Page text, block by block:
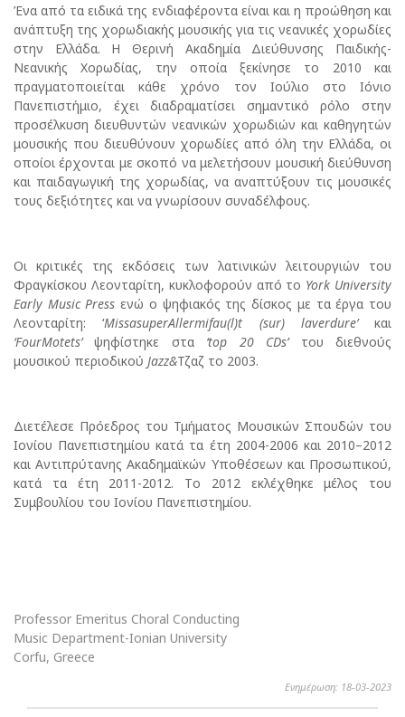
Ένα από τα ειδικά της ενδιαφέροντα είναι και η προώθηση και
ανάπτυξη της χορωδιακής μουσικής για τις νεανικές χορωδίες
στην Ελλάδα. Η Θερινή Ακαδημία Διεύθυνσης Παιδικής-
Νεανικής Χορωδίας, την οποία ξεκίνησε το 2010 και
πραγματοποιείται κάθε χρόνο τον Ιούλιο στο Ιόνιο
Πανεπιστήμιο, έχει διαδραματίσει σημαντικό ρόλο στην
προσέλκυση διευθυντών νεανικών χορωδιών και καθηγητών
μουσικής που διευθύνουν χορωδίες από όλη την Ελλάδα, οι
οποίοι έρχονται με σκοπό να μελετήσουν μουσική διεύθυνση
και παιδαγωγική της χορωδίας, να αναπτύξουν τις μουσικές
τους δεξιότητες και να γνωρίσουν συναδέλφους.
Οι κριτικές της εκδόσεις των λατινικών λειτουργιών του
Φραγκίσκου Λεονταρίτη, κυκλοφορούν από το York University
Early Music Press ενώ ο ψηφιακός της δίσκος με τα έργα του
Λεονταρίτη: ‘MissasuperAllermifau(l)t (sur) laverdure’ και
‘FourMotets’ψηφίστηκε στα ‘top 20 CDs’του διεθνούς
μουσικού περιοδικού Jazz&Τζαζ το 2003.
Διετέλεσε Πρόεδρος του Τμήματος Μουσικών Σπουδών του
Ιονίου Πανεπιστημίου κατά τα έτη 2004-2006 και 2010–2012
και Αντιπρύτανης Ακαδημαϊκών Υποθέσεων και Προσωπικού,
κατά τα έτη 2011-2012. Tο 2012 εκλέχθηκε μέλος του
Συμβουλίου του Ιονίου Πανεπιστημίου.
Professor Emeritus Choral Conducting
Music Department-Ionian University
Corfu, Greece
Ενημέρωση: 18-03-2023